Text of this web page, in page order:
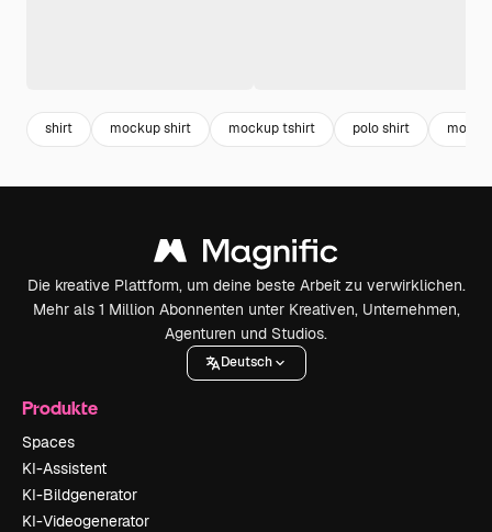
shirt mockup shirt mockup tshirt polo shirt
Die kreative Plattform, um deine beste Arbeit zu verwirklichen.
Mehr als 1 Million Abonnenten unter Kreativen, Unternehmen,
Agenturen und Studios.
Deutsch
Produkte
Spaces
KI-Assistent
KI-Bildgenerator
KI-Videogenerator